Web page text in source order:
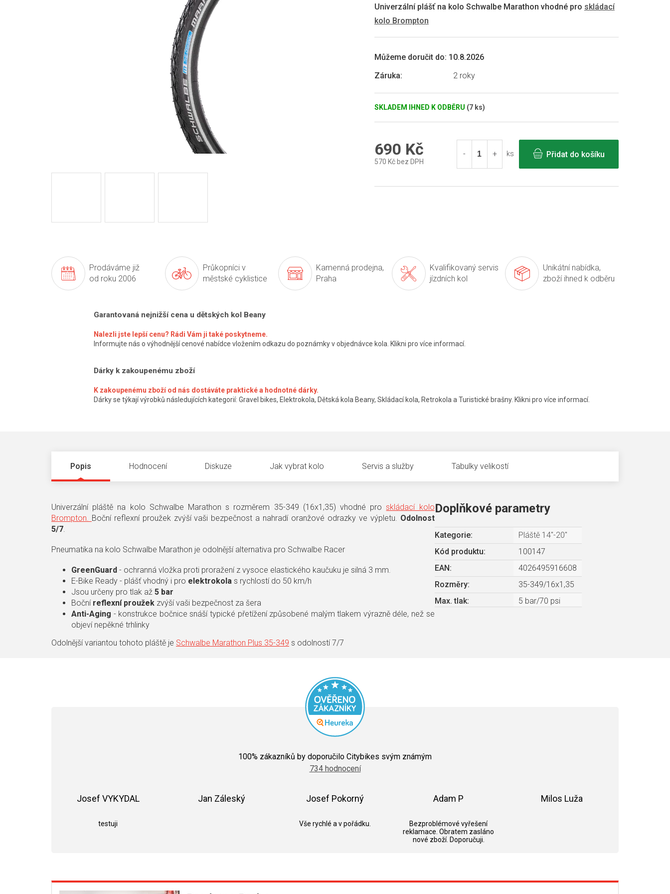
SKLADEM IHNED K ODBĚRU (7 ks)
Můžeme doručit do: 10.8.2026
Záruka: 2 roky
Univerzální plášť na kolo Schwalbe Marathon vhodné pro skládací
kolo Brompton
0,0
5
690 Kč
570 Kč bez DPH
ks Přidat do košíku
Prodáváme již
od roku 2006
Průkopníci v
městské cyklistice
Kamenná prodejna,
Praha
Kvalifikovaný servis
jízdních kol
Unikátní nabídka,
zboží ihned k odběru
Garantovaná nejnižší cena u dětských kol Beany
Nalezli jste lepší cenu? Rádi Vám ji také poskytneme.
Informujte nás o výhodnější cenové nabídce vložením odkazu do poznámky v objednávce kola. Klikni pro více informací.
Dárky k zakoupenému zboží
K zakoupenému zboží od nás dostáváte praktické a hodnotné dárky.
Dárky se týkají výrobků následujících kategorií: Gravel bikes, Elektrokola, Dětská kola Beany, Skládací kola, Retrokola a Turistické brašny. Klikni pro více informací.
Popis Hodnocení Diskuze Jak vybrat kolo Servis a služby Tabulky velikostí
Univerzální pláště na kolo Schwalbe Marathon s rozměrem 35-349 (16x1,35) vhodné proskládací kolo
Brompton. Boční reflexní proužek zvýší vaši bezpečnost a nahradí oranžové odrazky ve výpletu. Odolnost
5/7.
Pneumatika na kolo Schwalbe Marathon je odolnější alternativa pro Schwalbe Racer
GreenGuard - ochranná vložka proti proražení z vysoce elastického kaučuku je silná 3 mm.
E-Bike Ready - plášť vhodný i pro elektrokola s rychlostí do 50 km/h
Jsou určeny pro tlak až 5 bar
Boční reflexní proužek zvýší vaši bezpečnost za šera
Anti-Aging - konstrukce bočnice snáší typické přetížení způsobené malým tlakem výrazně déle, než se
objeví nepěkné trhlinky
Odolnější variantou tohoto pláště je Schwalbe Marathon Plus 35-349 s odolností 7/7
Doplňkové parametry
Kategorie:
Pláště 14"-20"
Kód produktu:
100147
EAN :
4026495916608
Rozměry:
35-349/16x1,35
Max. tlak: 5 bar/70 psi
hodnocení
obchodu
je
5
hvězdiček.
100% zákazníků by doporučilo Citybikes svým známým
734 hodnocení
Josef VYKYDAL
testuji
Jan Záleský Josef Pokorný
Vše rychlé a v pořádku.
Adam P
Bezproblémové vyřešení
reklamace. Obratem zasláno
nové zboží. Doporučuji.
Milos Luža